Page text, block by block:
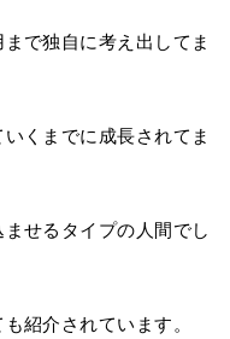
で独自に考え出してま
くまでに成長されてま
せるタイプの人間でし
紹介されています。